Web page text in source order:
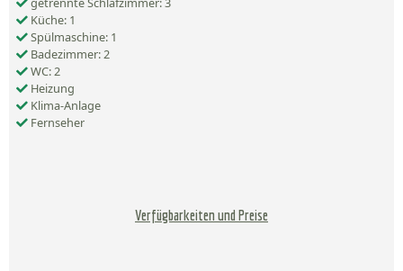
Küche: 1
Spülmaschine: 1
Badezimmer: 2
WC: 2
Heizung
Klima-Anlage
Fernseher
Verfügbarkeiten und Preise